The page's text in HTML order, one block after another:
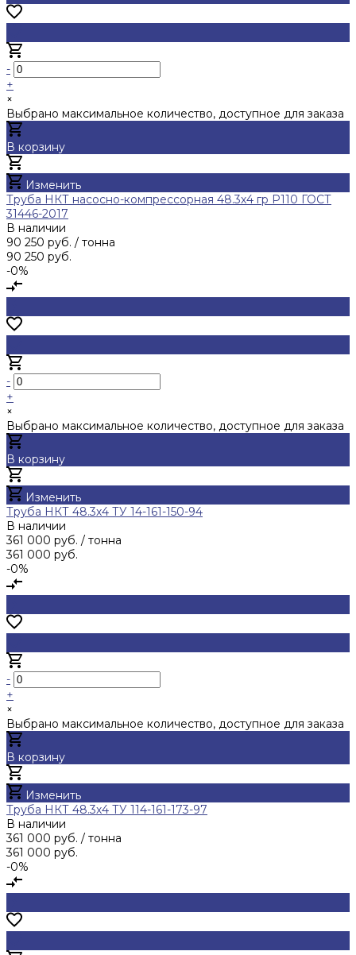
-
+
×
Выбрано максимальное количество, доступное для заказа
В корзину
Изменить
Труба НКТ насосно-компрессорная 48.3х4 гр Р110 ГОСТ
31446-2017
В наличии
90 250 руб. / тонна
90 250 руб.
-0%
-
+
×
Выбрано максимальное количество, доступное для заказа
В корзину
Изменить
Труба НКТ 48.3х4 ТУ 14-161-150-94
В наличии
361 000 руб. / тонна
361 000 руб.
-0%
-
+
×
Выбрано максимальное количество, доступное для заказа
В корзину
Изменить
Труба НКТ 48.3х4 ТУ 114-161-173-97
В наличии
361 000 руб. / тонна
361 000 руб.
-0%